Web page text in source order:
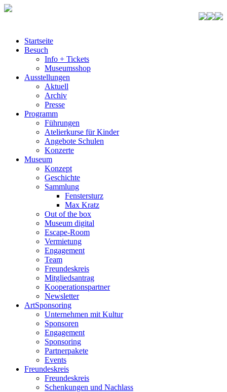
Startseite
Besuch
Info + Tickets
Museumsshop
Ausstellungen
Aktuell
Archiv
Presse
Programm
Führungen
Atelierkurse für Kinder
Angebote Schulen
Konzerte
Museum
Konzept
Geschichte
Sammlung
Fenstersturz
Max Kratz
Out of the box
Museum digital
Escape-Room
Vermietung
Engagement
Team
Freundeskreis
Mitgliedsantrag
Kooperationspartner
Newsletter
ArtSponsoring
Unternehmen mit Kultur
Sponsoren
Engagement
Sponsoring
Partnerpakete
Events
Freundeskreis
Freundeskreis
Schenkungen und Nachlass